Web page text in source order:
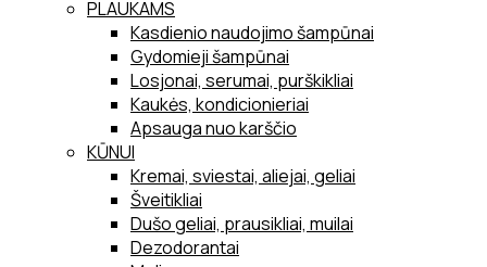
PLAUKAMS
Kasdienio naudojimo šampūnai
Gydomieji šampūnai
Losjonai, serumai, purškikliai
Kaukės, kondicionieriai
Apsauga nuo karščio
KŪNUI
Kremai, sviestai, aliejai, geliai
Šveitikliai
Dušo geliai, prausikliai, muilai
Dezodorantai